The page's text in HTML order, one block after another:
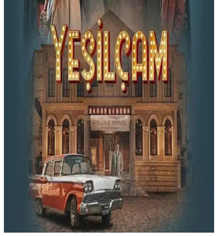
Yeşilçam TV, 2025 frekans güncellemeleriyle Türk sinemasının
klasik filmlerini daha kaliteli ve geniş kitlelere ulaştırıyor. Akıllı
cihazlarla her yerde nostaljik film keyfi mümkün.
Yeşilçam Filmleri Hangi Kanallarda Yayınlanıyor?
Güncel Frekans ve Dijital İzleme Rehberi
Yeşilçam filmlerini hangi kanallarda ve frekanslarda
izleyebileceğinizi, dijital platform seçeneklerini ve izleme ipuçlarını
detaylı şekilde öğrenin.
Yeşilçam Filmleri Nerede İzlenir? Türk Sinemasının
Altın Çağına Yolculuk Rehberi
Yeşilçam filmlerini ulusal televizyonlar ve dijital platformlarda nasıl
izleyebileceğinizi keşfedin. Türk sinemasının altın çağına dair
kapsamlı yayın rehberi ve izleme önerileri sunuluyor.
Yeşilçam TV Kanalları ve Dijital Platformlarda
Türk Sinemasının Altın Çağı Yayınları
Yeşilçam TV kanalları ve dijital platformlar, Türk sinemasının altın
çağından eserleri yüksek çözünürlükte ve reklamsız sunarak kültürel
mirası koruyor ve yeni nesillere aktarıyor.